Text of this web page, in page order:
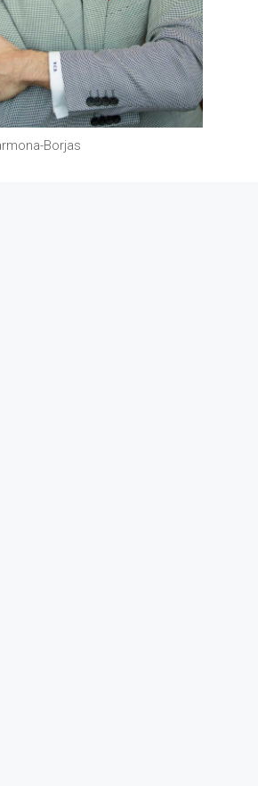
Borjas